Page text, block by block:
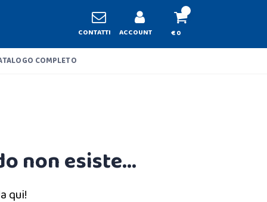
CONTATTI ACCOUNT € 0
COMPLETO
non esiste...
qui!